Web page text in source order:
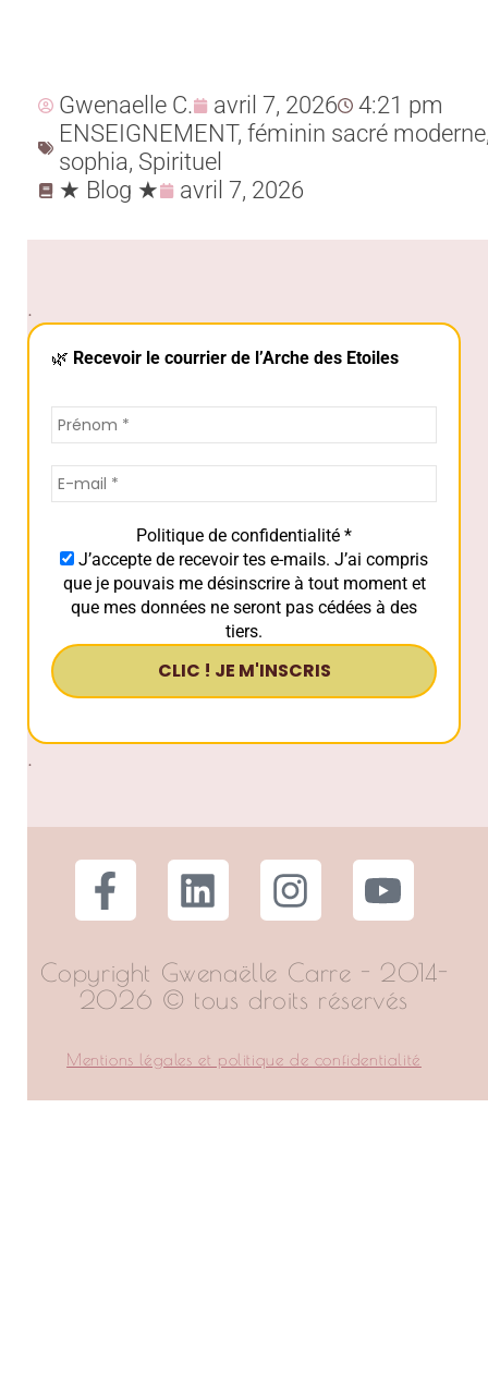
Gwenaelle C. avril 7, 2026
4:21 pm
ENSEIGNEMENT, féminin sacré moderne
sophia, Spirituel
★ Blog ★
avril 7, 2026
.
🌿 Recevoir le courrier de l’Arche des Etoiles
Politique de confidentialité *
J’accepte de recevoir tes e-mails. J’ai compris
que je pouvais me désinscrire à tout moment et
que mes données ne seront pas cédées à des
tiers.
.
Copyright Gwenaëlle Carre - 2014-
2026 © tous droits réservés
Mentions légales et politique de confidentialité